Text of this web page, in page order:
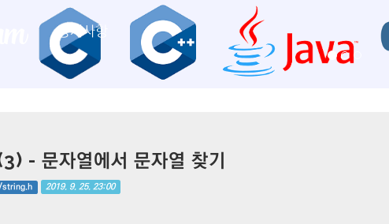
공지사항
- 문자열에서 문자열 찾기
string.h 2019. 9. 25. 23:00